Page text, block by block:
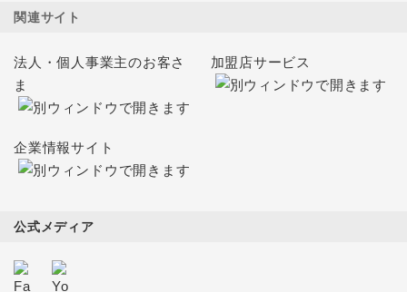
関連サイト
法人・個人事業主のお客さ
ま
加盟店サービス
企業情報サイト
公式メディア